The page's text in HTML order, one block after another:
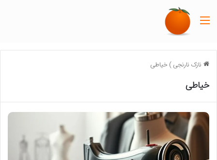
نازک نارنجی)خیاطی
خیاطی